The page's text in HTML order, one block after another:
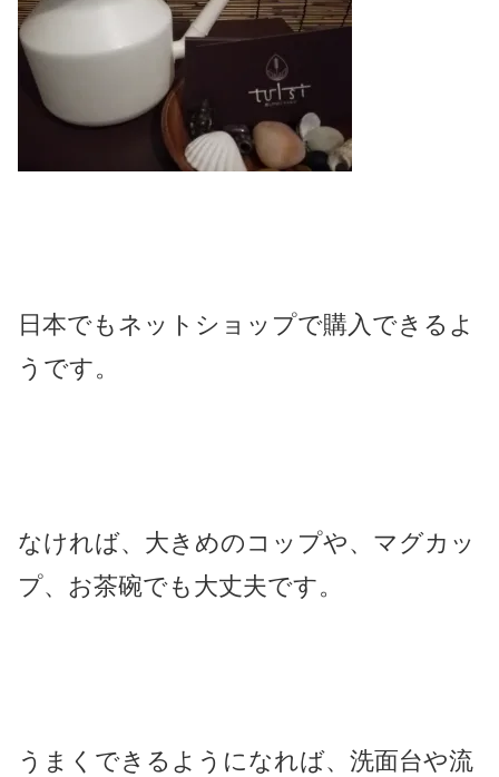
日本でもネットショップで購入できるよ
うです。
なければ、大きめのコップや、マグカッ
プ、お茶碗でも大丈夫です。
うまくできるようになれば、洗面台や流